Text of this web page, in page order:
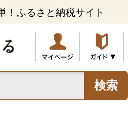
！ふるさと納税サイト
検索